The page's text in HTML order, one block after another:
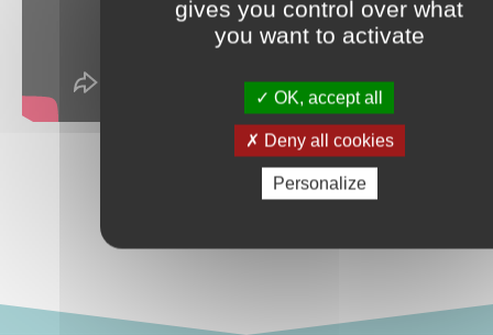
gives you control over what
you want to activate
OK, accept all
Deny all cookies
Personalize